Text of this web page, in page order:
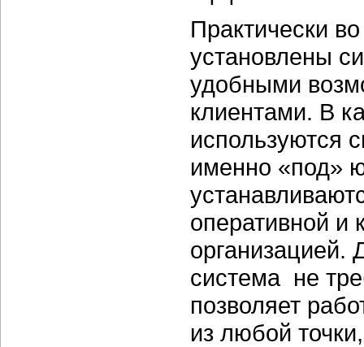
Практически
установлены
удобными
клиентами. В
используются
именно «под»
оперативной и
организацией.
система не
позволяет
из любой